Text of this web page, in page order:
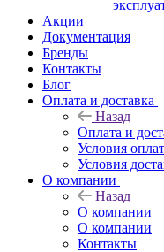
Акции
Документация
Бренды
Контакты
Блог
Оплата и доставка
Назад
Оплата и
Условия
Условия
О компании
Назад
О компании
О компании
Контакты